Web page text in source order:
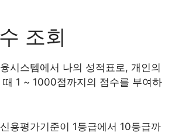
조회
시스템에서 나의 성적표로, 개인의
때 1 ~ 1000점까지의 점수를 부여하
용평가기준이 1등급에서 10등급까